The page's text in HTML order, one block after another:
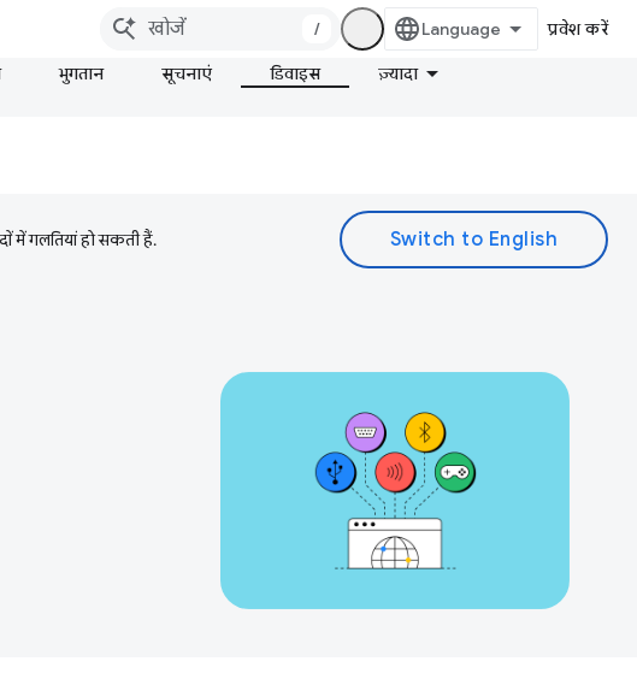
/ प्रवेश करें
भुगतान सूचनाएं डिवाइस ज़्यादा
में गलतियां हो सकती हैं.